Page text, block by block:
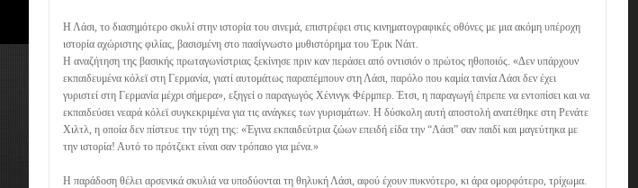
Η Λάσι, το διασημότερο σκυλί στην ιστορία του σινεμά, επιστρέφει στις κινηματογραφικές οθόνες με μια ακόμη υπέροχη
ιστορία αχώριστης φιλίας, βασισμένη στο πασίγνωστο μυθιστόρημα του Έρικ Νάιτ.
Η αναζήτηση της βασικής πρωταγωνίστριας ξεκίνησε πριν καν περάσει από οντισιόν ο πρώτος ηθοποιός. «Δεν υπάρχουν
εκπαιδευμένα κόλεϊ στη Γερμανία, γιατί αυτομάτως παραπέμπουν στη Λάσι, παρόλο που καμία ταινία Λάσι δεν έχει
γυριστεί στη Γερμανία μέχρι σήμερα», εξηγεί o παραγωγός Χένινγκ Φέρμπερ. Έτσι, η παραγωγή έπρεπε να εντοπίσει και να
εκπαιδεύσει νεαρά κόλεϊ συγκεκριμένα για τις ανάγκες των γυρισμάτων. Η δύσκολη αυτή αποστολή ανατέθηκε στη Ρενάτε
Χιλτλ, η οποία δεν πίστευε την τύχη της: «Έγινα εκπαιδεύτρια ζώων επειδή είδα την “Λάσι” σαν παιδί και μαγεύτηκα με
την ιστορία! Αυτό το πρότζεκτ είναι σαν τρόπαιο για μένα.»
Η παράδοση θέλει αρσενικά σκυλιά να υποδύονται τη θηλυκή Λάσι, αφού έχουν πυκνότερο, κι άρα ομορφότερο, τρίχωμα.